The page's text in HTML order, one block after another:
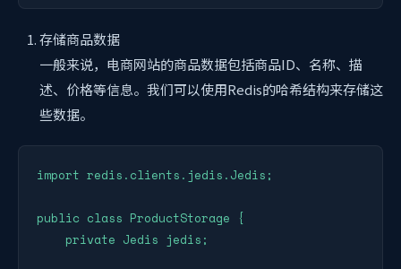
存储商品数据
一般来说，电商网站的商品数据包括商品ID、名称、描
述、价格等信息。我们可以使用Redis的哈希结构来存储这
些数据。
import redis.clients.jedis.Jedis;
public class ProductStorage {
    private Jedis jedis;